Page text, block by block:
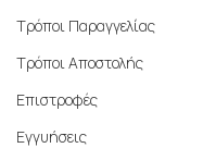
Τρόποι Παραγγελίας
Τρόποι Αποστολής
Επιστροφές
Εγγυήσεις